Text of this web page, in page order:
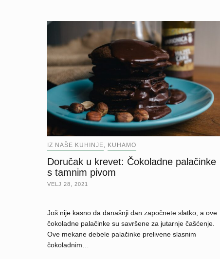
IZ NAŠE KUHINJE KUHAMO
Doručak u krevet: Čokoladne palačinke
s tamnim pivom
VELJ 28, 2021
Još nije kasno da današnji dan započnete slatko, a ove
čokoladne palačinke su savršene za jutarnje čašćenje.
Ove mekane debele palačinke prelivene slasnim
čokoladnim…